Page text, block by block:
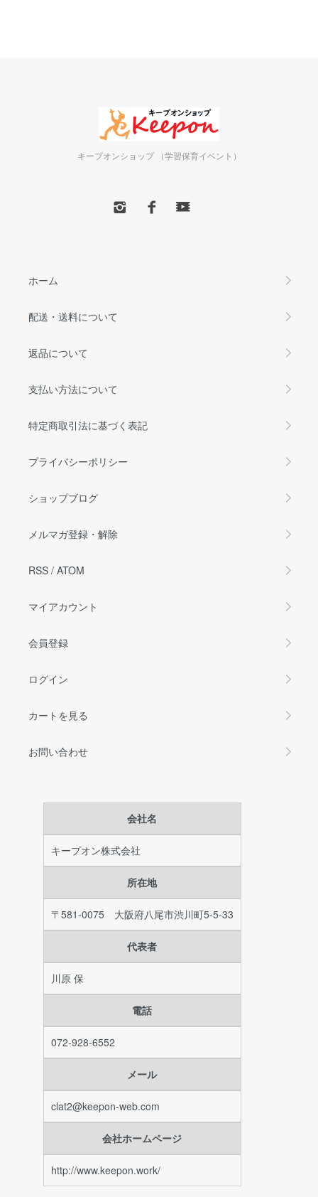
キープオンショップ （学習保育イベント）
ホーム
配送・送料について
返品について
支払い方法について
特定商取引法に基づく表記
プライバシーポリシー
ショップブログ
メルマガ登録・解除
RSS / ATOM
マイアカウント
会員登録
ログイン
カートを見る
お問い合わせ
会社名
キープオン株式会社
所在地
〒581-0075 大阪府八尾市渋川町5-5-33
代表者
川原 保
電話
072-928-6552
メール
clat2@keepon-web.com
会社ホームページ
http://www.keepon.work/